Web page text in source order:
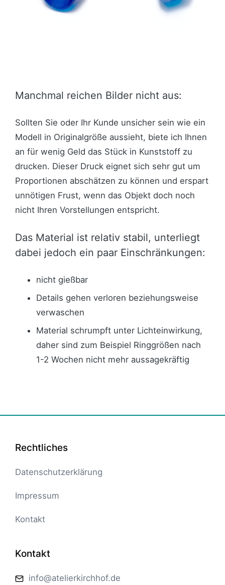
Manchmal reichen Bilder nicht aus:
Sollten Sie oder Ihr Kunde unsicher sein wie ein
Modell in Originalgröße aussieht, biete ich Ihnen
an für wenig Geld das Stück in Kunststoff zu
drucken. Dieser Druck eignet sich sehr gut um
Proportionen abschätzen zu können und erspart
unnötigen Frust, wenn das Objekt doch noch
nicht Ihren Vorstellungen entspricht.
Das Material ist relativ stabil, unterliegt
dabei jedoch ein paar Einschränkungen:
nicht gießbar
Details gehen verloren beziehungsweise
verwaschen
Material schrumpft unter Lichteinwirkung,
daher sind zum Beispiel Ringgrößen nach
1-2 Wochen nicht mehr aussagekräftig
Rechtliches
Datenschutzerklärung
Impressum
Kontakt
Kontakt
info@atelierkirchhof.de